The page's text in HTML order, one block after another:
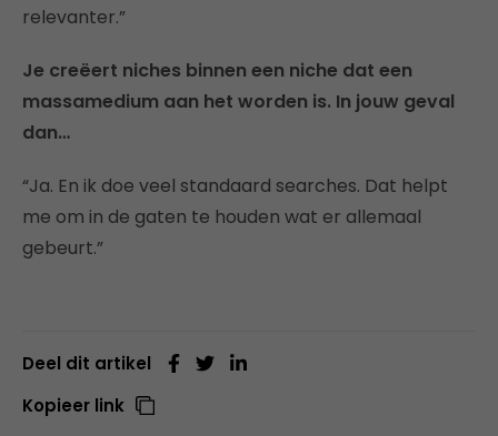
relevanter.”
Je creëert niches binnen een niche dat een
massamedium aan het worden is. In jouw geval
dan…
“Ja. En ik doe veel standaard searches. Dat helpt
me om in de gaten te houden wat er allemaal
gebeurt.”
Deel dit artikel
Kopieer link